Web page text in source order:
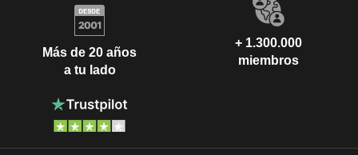
Más de 20 años
a tu lado
+ 1.300.000
miembros